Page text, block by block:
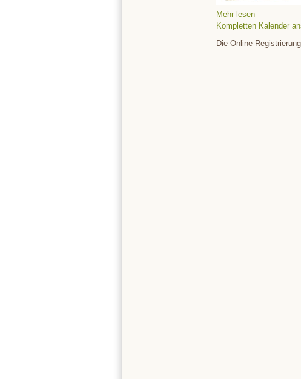
Mehr lesen
Kompletten Kalender
Die Online-